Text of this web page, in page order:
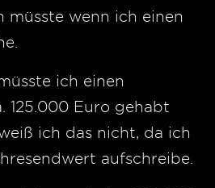
müsste wenn ich einen
ich einen
125.000 Euro gehabt
ich das nicht, da ich
aufschreibe.